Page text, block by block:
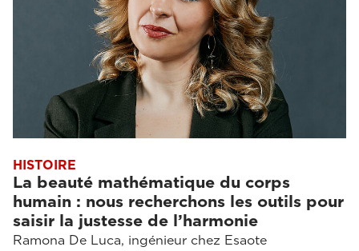
HISTOIRE
La beauté mathématique du corps
humain : nous recherchons les outils pour
saisir la justesse de l’harmonie
Ramona De Luca, ingénieur chez Esaote